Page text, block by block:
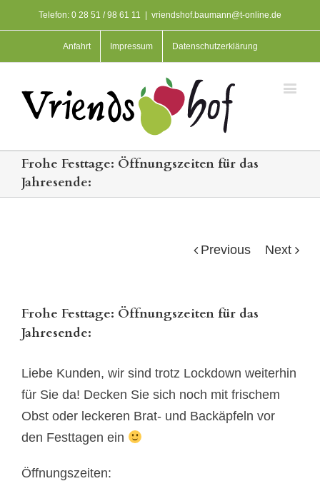
Telefon: 0 28 51 / 98 61 11 vriendshof.baumann@t-online.de
Anfahrt Impressum Datenschutzerklärung
Frohe Festtage: Öffnungszeiten für das
Jahresende:
Previous Next
Frohe Festtage: Öffnungszeiten für das
Jahresende:
Liebe Kunden, wir sind trotz Lockdown weiterhin
für Sie da! Decken Sie sich noch mit frischem
Obst oder leckeren Brat- und Backäpfeln vor
den Festtagen ein
Öffnungszeiten: